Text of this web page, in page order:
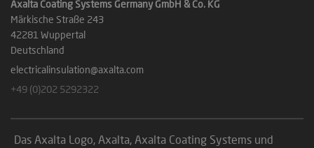
Axalta Coating Systems Germany GmbH & Co. KG
Märkische Straße 243
42281 Wuppertal
Deutschland
electricalinsulation@axalta.com
+49 (0)202 5292322
Das Axalta Logo, Axalta, Axalta Coating Systems und